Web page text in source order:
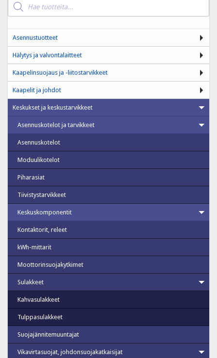
search
Asennustuotteet
Hälytys ja valvontalaitteet
Kaapelinsuojaus ja -liitostarvikkeet
Kaapelit ja johdot
Keskukset ja keskustarvikkeet
Asennuskotelot ja tarvikkeet
Asennuskotelot
Moduulikotelot
Piharasiat
Tiivistystarvikkeet
Keskuskomponentit
Kontaktorit, releet
kWh-mittarit
Moottorinsuojakytkimet
Sulakkeet
Kahvasulakkeet
Tulppasulakkeet
Suojajännitemuuntajat
Vikavirtasuojat, johdonsuojakatkaisijat